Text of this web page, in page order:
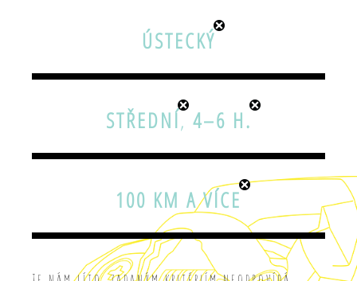
ÚSTECKÝ
STŘEDNÍ, 4–6 H.
100 KM A VÍCE